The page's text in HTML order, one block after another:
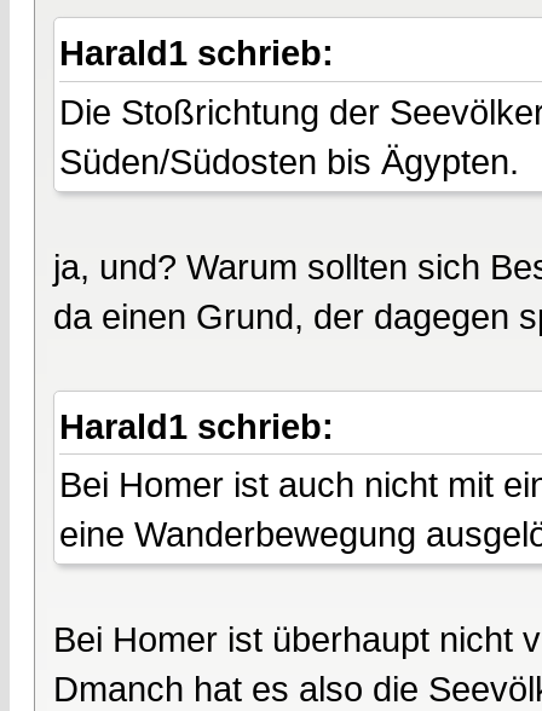
Harald1 schrieb:
Die Stoßrichtung der
Süden/Südosten bis Ägypten.
ja, und? Warum sollten sich
da einen Grund, der dagegen
Harald1 schrieb:
Bei Homer ist auch nicht mit
eine Wanderbewegung
Bei Homer ist überhaupt nicht
Dmanch hat es also die